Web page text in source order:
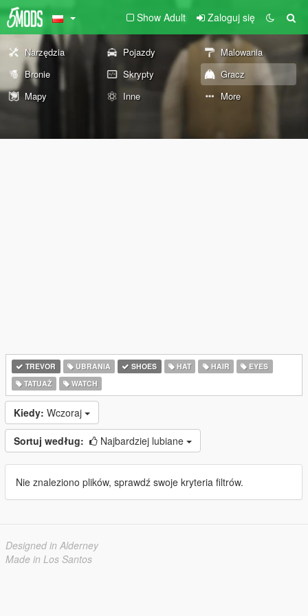
Show Adult Zaloguj się
Narzędzia Pojazdy
Malowania
Bronie
Skrypty
Gracz
Mapy
Inne More
TREVOR UBRANIA SHOES HAT HAIR
EYES
TATUAŻ
WATCH
Kiedy: Wczoraj
Sortuj według: Najbardziej lubiane
Nie znaleziono plików, sprawdź swoje kryteria filtrów.
Designed in Alderney
Made in Los Santos